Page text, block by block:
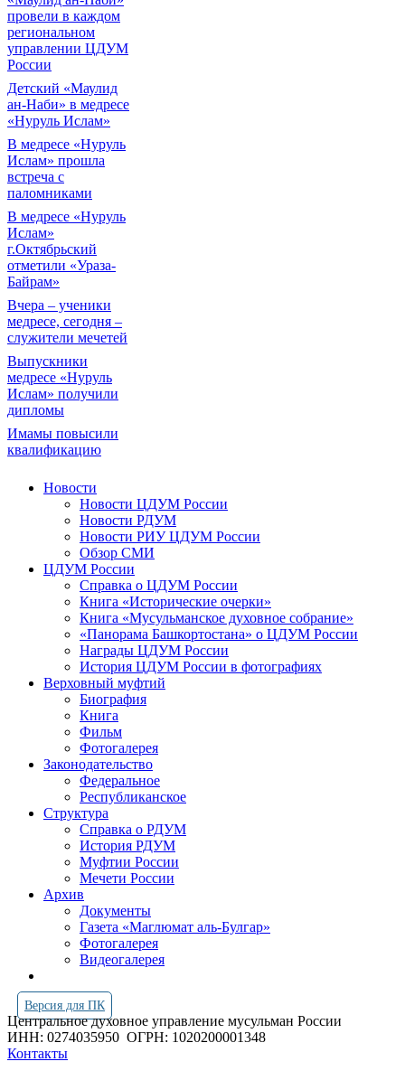
провели в каждом
региональном
управлении ЦДУМ
России
Детский «Маулид
ан-Наби» в медресе
«Нуруль Ислам»
В медресе «Нуруль
Ислам» прошла
встреча с
паломниками
В медресе «Нуруль
Ислам»
г.Октябрьский
отметили «Ураза-
Байрам»
Вчера – ученики
медресе, сегодня –
служители мечетей
Выпускники
медресе «Нуруль
Ислам» получили
дипломы
Имамы повысили
квалификацию
Новости
Новости ЦДУМ России
Новости РДУМ
Новости РИУ ЦДУМ России
Обзор СМИ
ЦДУМ России
Справка о ЦДУМ России
Книга «Исторические очерки»
Книга «Мусульманское духовное собрание»
«Панорама Башкортостана» о ЦДУМ России
Награды ЦДУМ России
История ЦДУМ России в фотографиях
Верховный муфтий
Биография
Книга
Фильм
Фотогалерея
Законодательство
Федеральное
Республиканское
Структура
Справка о РДУМ
История РДУМ
Муфтии России
Мечети России
Архив
Документы
Газета «Маглюмат аль-Булгар»
Фотогалерея
Видеогалерея
Версия для ПК
Центральное духовное управление мусульман России
ИНН: 0274035950 ОГРН: 1020200001348
Контакты